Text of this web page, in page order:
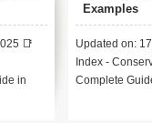
on: 17 August 2025 📑
- Conservatism Accounting
Guide In Hindi Le...